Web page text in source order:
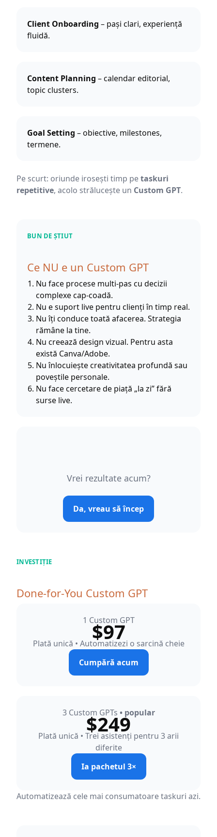
Client Onboarding – pași clari, experiență
fluidă.
Content Planning – calendar editorial,
topic clusters.
Goal Setting – obiective, milestones,
termene.
Pe scurt: oriunde irosești timp petaskuri
repetitive, acolo strălucește un Custom GPT.
BUN DE ȘTIUT
Ce NU e un Custom GPT
Nu face procese multi-pas cu decizii
complexe cap-coadă.
Nu e suport live pentru clienți în timp real.
Nu îți conduce toată afacerea. Strategia
rămâne la tine.
Nu creează design vizual. Pentru asta
există Canva/Adobe.
Nu înlocuiește creativitatea profundă sau
poveștile personale.
Nu face cercetare de piață „la zi” fără
surse live.
Vrei rezultate acum?
Da, vreau să încep
INVESTIȚIE
Done-for-You Custom GPT
1 Custom GPT
$97
Plată unică • Automatizezi o sarcină cheie
Cumpără acum
3 Custom GPTs • popular
$249
Plată unică • Trei asistenți pentru 3 arii
diferite
Ia pachetul 3×
Automatizează cele mai consumatoare taskuri azi.